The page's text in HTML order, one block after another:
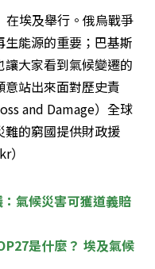
在埃及舉行。俄烏戰爭
能源的重要；巴基斯
大家看到氣候變遷的
站出來面對歷史責
and Damage）全球
的窮國提供財政援
氣候災害可獲道義賠
是什麼？ 埃及氣候